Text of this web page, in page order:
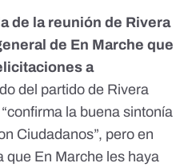
de la reunión de Rivera
de En Marche que
a
del partido de Rivera
la buena sintonía
Ciudadanos”, pero en
que En Marche les haya